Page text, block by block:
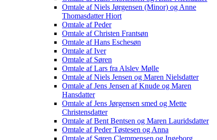
Omtale af Niels Jørgensen (Minor) og Anne
Thomasdatter Hiort
Omtale af Peder
Omtale af Christen Frantsøn
Omtale af Hans Eschesøn
Omtale af Iver
Omtale af Søren
Omtale af Lars fra Alslev Mølle
Omtale af Niels Jensen og Maren Nielsdatter
Omtale af Jens Jensen af Knude og Maren
Hansdatter
Omtale af Jens Jørgensen smed og Mette
Christensdatter
Omtale af Bent Bentsen og Maren Lauridsdatter
Omtale af Peder Tøstesen og Anna
Omtale af Søren Clemmensen og Ingeborg